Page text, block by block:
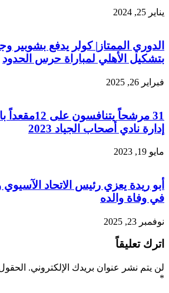
يناير 25, 2024
الدوري الممتاز| كولر يدفع بشوبير
بتشكيل الأهلي لمباراة حرس الحدود
فبراير 26, 2025
31 مرشحاً
إدارة نادي أصحاب الجياد 2023
مايو 19, 2023
أبو ريدة يعزي رئيس الاتحاد
في وفاة والده
نوفمبر 23, 2025
اترك تعليقاً
لن يتم نشر عنوان بريدك الإلكتروني.
*